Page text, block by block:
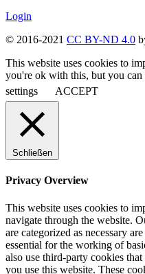
Login
© 2016-2021 CC BY-ND 4.0
This website uses cookies to
you're ok with this, but you
settings
ACCEPT
Schließen
Privacy Overview
This website uses cookies to
navigate through the website.
are categorized as necessary
essential for the working of
also use third-party cookies
you use this website. These